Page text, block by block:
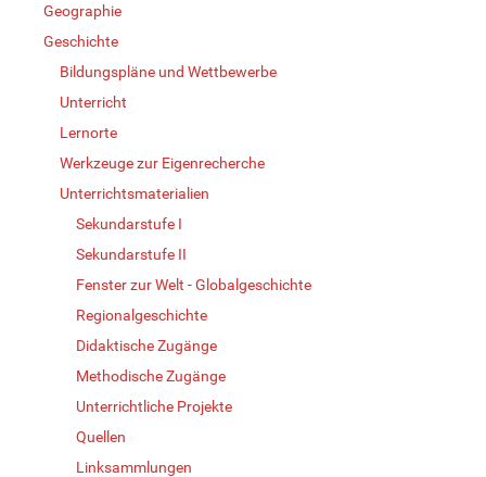
Geographie
Geschichte
Bildungspläne und Wettbewerbe
Unterricht
Lernorte
Werkzeuge zur Eigenrecherche
Unterrichtsmaterialien
Sekundarstufe I
Sekundarstufe II
Fenster zur Welt - Globalgeschichte
Regionalgeschichte
Didaktische Zugänge
Methodische Zugänge
Unterrichtliche Projekte
Quellen
Linksammlungen